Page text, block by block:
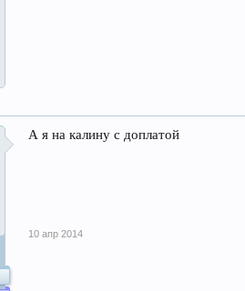
А я на калину с доплатой
10 апр 2014